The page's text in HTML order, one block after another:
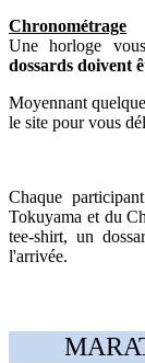
Chronométrage
Une horloge
dossards doivent
Moyennant
le site pour vous
Chaque
Tokuyama et du
tee-shirt, un
l'arrivée.